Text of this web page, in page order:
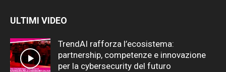
ULTIMI VIDEO
TrendAI rafforza l’ecosistema:
partnership, competenze e innovazione
per la cybersecurity del futuro